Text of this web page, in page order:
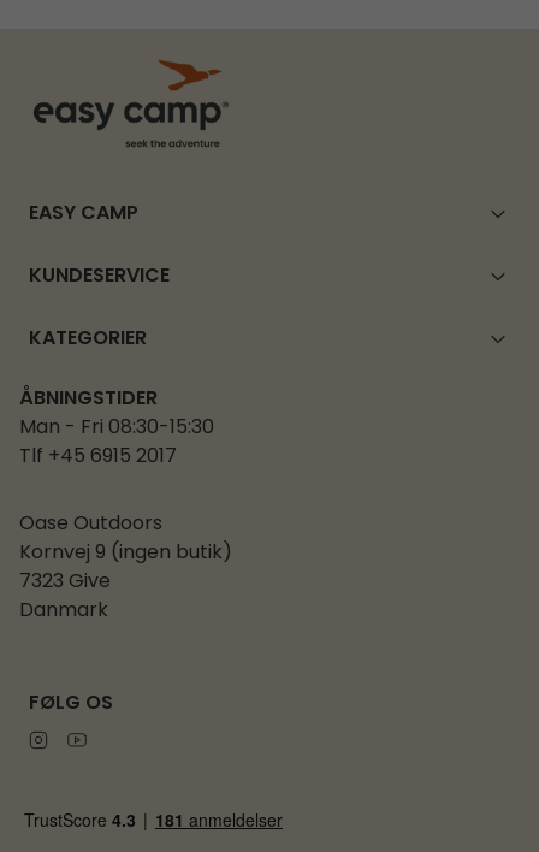
EASY CAMP
KUNDESERVICE
KATEGORIER
ÅBNINGSTIDER
Man - Fri 08:30-15:30
Tlf +45 6915 2017
Oase Outdoors
Kornvej 9 (ingen butik)
7323 Give
Danmark
FØLG OS
Instagram
Youtube